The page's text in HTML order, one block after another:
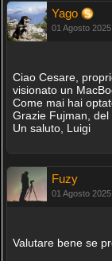
Yago
01 Agosto
Ciao Cesare,
visionato un
Come mai hai
Grazie Fujman, del
Un saluto, Luigi
Fuzy
01 Agosto
Valutare bene se